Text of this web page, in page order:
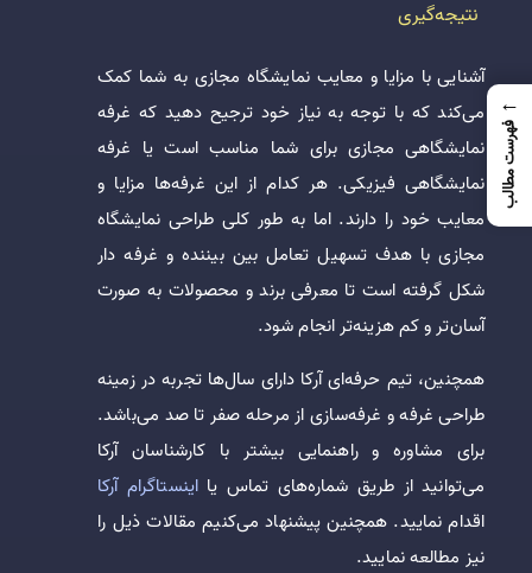
نتیجه‌گیری
آشنایی با مزایا و معایب نمایشگاه مجازی به شما کمک
می‌کند که با توجه به نیاز خود ترجیح دهید که غرفه
نمایشگاهی مجازی برای شما مناسب است یا غرفه
نمایشگاهی فیزیکی. هر کدام از این غرفه‌ها مزایا و
معایب خود را دارند. اما به طور کلی طراحی نمایشگاه
مجازی با هدف تسهیل تعامل بین بیننده و غرفه ‌دار
شکل گرفته است تا معرفی برند و محصولات به صورت
آسان‌تر و کم هزینه‌تر انجام شود.
همچنین، تیم حرفه‌ای آرکا دارای سال‌ها تجربه در زمینه
طراحی غرفه و غرفه‌سازی از مرحله صفر تا صد می‌باشد.
برای مشاوره و راهنمایی بیشتر با کارشناسان آرکا
می‌توانید از طریق شماره‌های تماس یااینستاگرام آرکا
اقدام نمایید. همچنین پیشنهاد می‌کنیم مقالات ذیل را
نیز مطالعه نمایید.
←
فهرست مطالب